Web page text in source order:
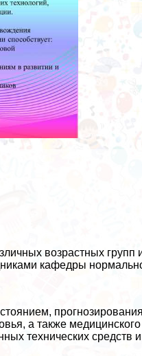
возрастных групп
кафедры
а также
технических средств и